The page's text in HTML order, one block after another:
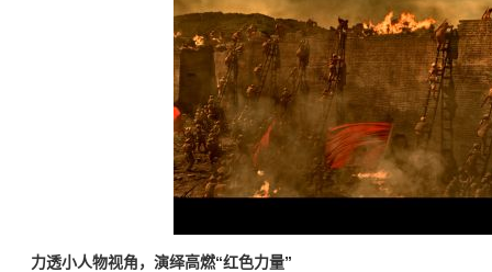
力透小人物视角，演绎高燃“红色力量”